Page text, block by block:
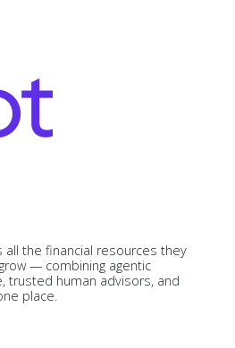
all the financial resources they
— combining agentic
trusted human advisors, and
place.